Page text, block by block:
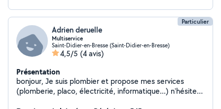
Particulier
Adrien deruelle
Multiservice
Saint-Didier-en-Bresse (Saint-Didier-en-Bresse)
4,5/5 (4 avis)
Présentation
bonjour, Je suis plombier et propose mes services
(plomberie, placo, électricité, informatique...) n'hésitez